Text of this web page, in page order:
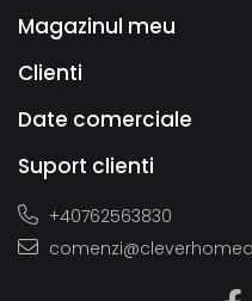
Magazinul meu
Clienti
Date comerciale
Suport clienti
+40762563830